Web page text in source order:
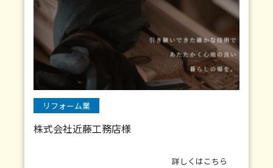
リフォーム業
株式会社近藤工務店様
詳しくはこちら